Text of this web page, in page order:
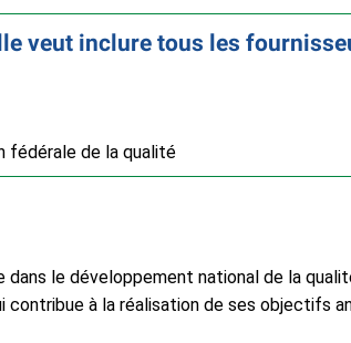
veut inclure tous les
fédérale de la qualité
le développement national de la
à la réalisation de ses objectifs